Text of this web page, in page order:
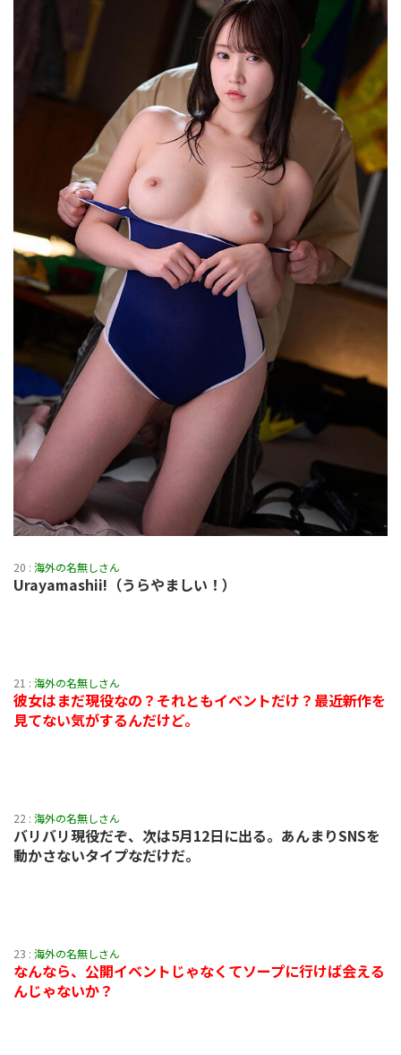
20 : 海外の名無しさん
Urayamashii!（うらやましい！）
21 : 海外の名無しさん
彼女はまだ現役なの？それともイベントだけ？最近新作を
見てない気がするんだけど。
22 : 海外の名無しさん
バリバリ現役だぞ、次は5月12日に出る。あんまりSNSを
動かさないタイプなだけだ。
23 : 海外の名無しさん
なんなら、公開イベントじゃなくてソープに行けば会える
んじゃないか？